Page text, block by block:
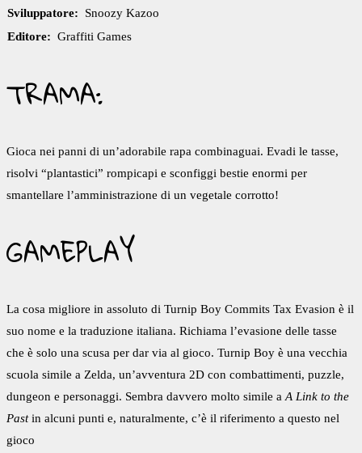
Sviluppatore: Snoozy Kazoo
Editore: Graffiti Games
TRAMA:
Gioca nei panni di un’adorabile rapa combinaguai. Evadi le tasse,
risolvi “plantastici” rompicapi e sconfiggi bestie enormi per
smantellare l’amministrazione di un vegetale corrotto!
GAMEPLAY
La cosa migliore in assoluto di Turnip Boy Commits Tax Evasion è il
suo nome e la traduzione italiana. Richiama l’evasione delle tasse
che è solo una scusa per dar via al gioco. Turnip Boy è una vecchia
scuola simile a Zelda, un’avventura 2D con combattimenti, puzzle,
dungeon e personaggi. Sembra davvero molto simile a A Link to the
Pastin alcuni punti e, naturalmente, c’è il riferimento a questo nel
gioco